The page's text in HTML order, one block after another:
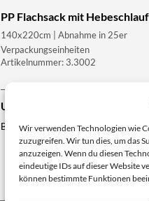
Wir verwenden Technologien wie
zuzugreifen. Wir tun dies, um das
anzuzeigen. Wenn du diesen
eindeutige IDs auf dieser Website
können bestimmte Funktionen
PP Flachsack mit
140x220cm | Abnahme in 25er
Verpackungseinheiten
Artikelnummer: 3.3002
Unser Nettopreis: Ab
Bruttopreis, inkl. Mwst:4,07€